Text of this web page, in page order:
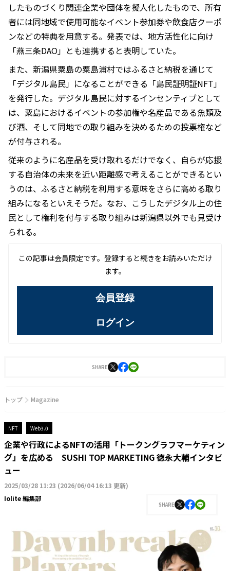
したものづくり関連企業や団体を擬人化したもので、所有
者には同地域で使用可能なイベント参加券や飲食店クーポ
ンなどの特典を用意する。発表では、地方活性化に向け
「燕三条DAO」とも連携すると表明していた。
また、新潟県粟島の粟島浦村ではふるさと納税を通じて
「デジタル島民」になることができる「島民証明証NFT」
を発行した。デジタル島民に対するインセンティブとして
は、粟島におけるイベントの参加権や名産品である魚類及
び酒、そして同地での取り組みを決めるための投票権など
が付与される。
従来のように名産品を受け取れるだけでなく、自らが応援
する自治体の未来を近い距離感で考えることができるとい
うのは、ふるさと納税を利用する意味をさらに高める取り
組みになるといえそうだ。なお、こうしたデジタル上の住
民として権利を付与する取り組みは新潟県以外でも見受け
られる。
この記事は会員限定です。登録すると続きをお読みいただけ
ます。
会員登録
ログイン
SHARE
トップ Magazine
NFT Web3.0
企業や行政によるNFTの活用「トークングラフマーケティン
グ」を広める SUSHI TOP MARKETING 徳永大輔インタビ
ュー
2025/03/28 11:23 (2026/06/04 16:13 更新)
Iolite 編集部
SHARE